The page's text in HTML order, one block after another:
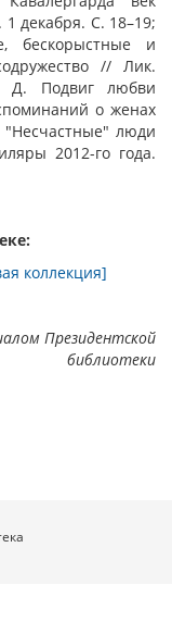
декабря. С. 18–19;
бескорыстные и
// Лик.
Подвиг любви
о женах
"Несчастные" люди
2012-го года.
коллекция]
Президентской
библиотеки